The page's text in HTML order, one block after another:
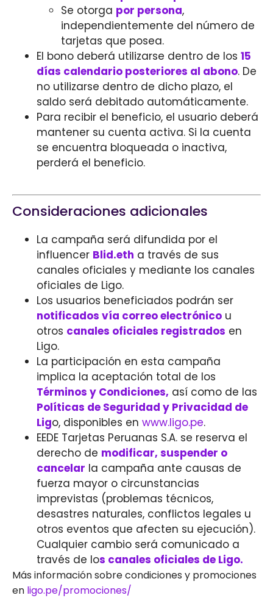
Se otorga por persona,
independientemente del número de
tarjetas que posea.
El bono deberá utilizarse dentro de los 15
días calendario posteriores al abono. De
no utilizarse dentro de dicho plazo, el
saldo será debitado automáticamente.
Para recibir el beneficio, el usuario deberá
mantener su cuenta activa. Si la cuenta
se encuentra bloqueada o inactiva,
perderá el beneficio.
Consideraciones adicionales
La campaña será difundida por el
influencer Blid.eth a través de sus
canales oficiales y mediante los canales
oficiales de Ligo.
Los usuarios beneficiados podrán ser
notificados vía correo electrónico u
otros canales oficiales registrados en
Ligo.
La participación en esta campaña
implica la aceptación total de los
Términos y Condiciones, así como de las
Políticas de Seguridad y Privacidad de
Ligo, disponibles en www.ligo.pe.
EEDE Tarjetas Peruanas S.A. se reserva el
derecho de modificar, suspender o
cancelar la campaña ante causas de
fuerza mayor o circunstancias
imprevistas (problemas técnicos,
desastres naturales, conflictos legales u
otros eventos que afecten su ejecución).
Cualquier cambio será comunicado a
través de los canales oficiales de Ligo.
Más información sobre condiciones y promociones
en ligo.pe/promociones/